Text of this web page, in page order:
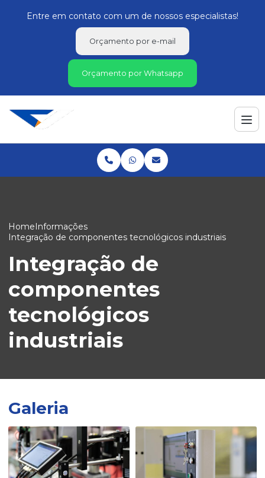
Entre em contato com um de nossos especialistas!
Orçamento por e-mail
Orçamento por Whatsapp
HomeInformações
Integração de componentes tecnológicos industriais
Integração de
componentes
tecnológicos
industriais
Galeria